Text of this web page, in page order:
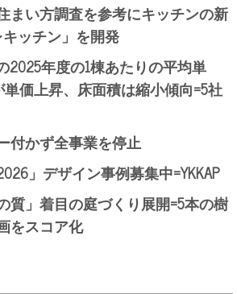
まい方調査を参考にキッチンの新
ッチン」を開発
2025年度の1棟あたりの平均単
価上昇、床面積は縮小傾向=5社
付かず全事業を停止
」デザイン事例募集中=YKKAP
質」着目の庭づくり展開=5本の樹
をスコア化